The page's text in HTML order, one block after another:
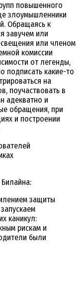
повышенного
злоумышленники
Обращаясь к
завучем или
или членом
комиссии
от легенды,
подписать какие-то
на
поучаствовать в
адекватно и
обращения, при
и построении
защиты
каникул:
рискам и
были